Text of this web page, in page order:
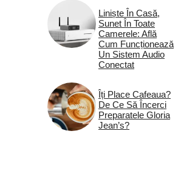
Liniște În Casă,
Sunet În Toate
Camerele: Află
Cum Funcționează
Un Sistem Audio
Conectat
Îți Place Cafeaua?
De Ce Să Încerci
Preparatele Gloria
Jean’s?